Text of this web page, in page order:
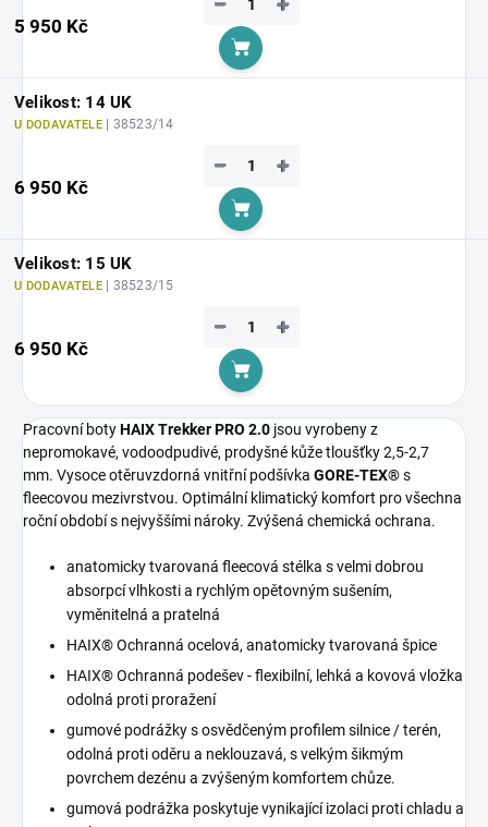
5 950 Kč
Do košíku
Velikost: 14 UK
U DODAVATELE | 38523/14
6 950 Kč
+
−
Do košíku
Velikost: 15 UK
U DODAVATELE | 38523/15
6 950 Kč
+
−
Do košíku
Pracovní botyHAIX Trekker PRO 2.0 jsou vyrobeny z
nepromokavé, vodoodpudivé, prodyšné kůže tloušťky 2,5-2,7
mm. Vysoce otěruvzdorná vnitřní podšívka GORE-TEX®s
fleecovou mezivrstvou. Optimální klimatický komfort pro všechna
roční období s nejvyššími nároky. Zvýšená chemická ochrana.
anatomicky tvarovaná fleecová stélka s velmi dobrou
absorpcí vlhkosti a rychlým opětovným sušením,
vyměnitelná a pratelná
HAIX® Ochranná ocelová, anatomicky tvarovaná špice
HAIX® Ochranná podešev - flexibilní, lehká a kovová vložka
odolná proti proražení
gumové podrážky s osvědčeným profilem silnice / terén,
odolná proti oděru a neklouzavá, s velkým šikmým
povrchem dezénu a zvýšeným komfortem chůze.
gumová podrážka poskytuje vynikající izolaci proti chladu a